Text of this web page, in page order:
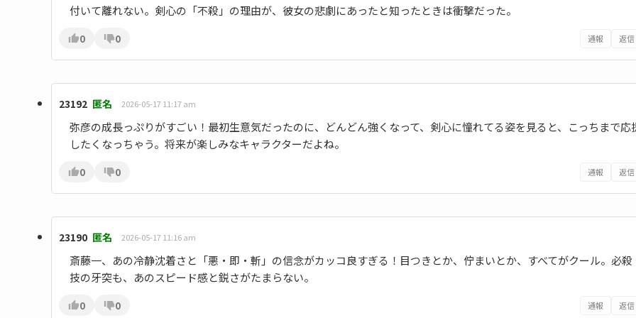
付いて離れない。剣心の「不殺」の理由が、彼女の悲劇にあったと知ったときは衝撃だった。
0 0 通報 返信
23192 匿名 2026-05-17 11:17 am
弥彦の成長っぷりがすごい！最初生意気だったのに、どんどん強くなって、剣心に憧れてる姿を見ると、こっちまで応
したくなっちゃう。将来が楽しみなキャラクターだよね。
0 0 通報 返信
23190 匿名 2026-05-17 11:16 am
斎藤一、あの冷静沈着さと「悪・即・斬」の信念がカッコ良すぎる！目つきとか、佇まいとか、すべてがクール。必殺
技の牙突も、あのスピード感と鋭さがたまらない。
0 0 通報 返信